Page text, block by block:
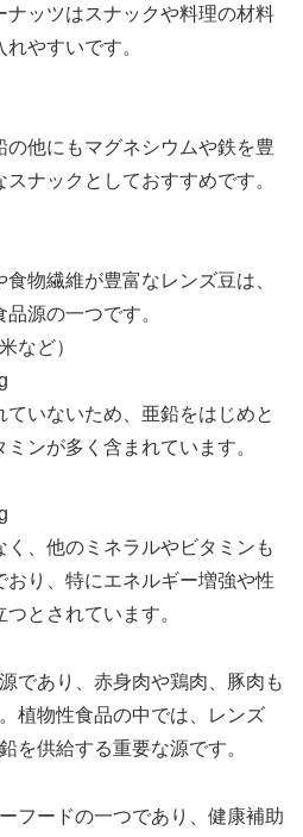
ナッツはスナックや料理の材料
やすいです。
の他にもマグネシウムや鉄を豊
ナックとしておすすめです。
物繊維が豊富なレンズ豆は、
源の一つです。
など）
いないため、亜鉛をはじめと
ンが多く含まれています。
く、他のミネラルやビタミンも
おり、特にエネルギー増強や性
とされています。
であり、赤身肉や鶏肉、豚肉も
植物性食品の中では、レンズ
を供給する重要な源です。
フードの一つであり、健康補助